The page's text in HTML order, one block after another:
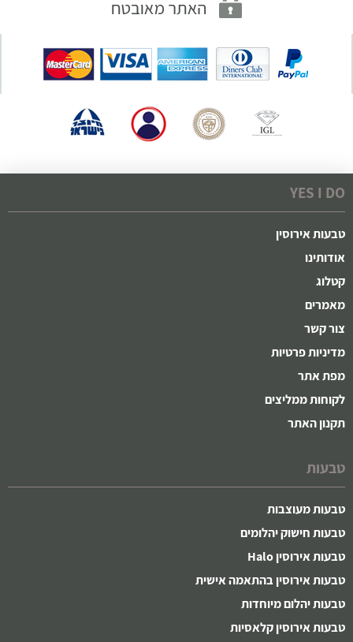
YES I DO
טבעות אירוסין
אודותינו
קטלוג
מאמרים
צור קשר
מדיניות פרטיות
מפת אתר
לקוחות ממליצים
תקנון האתר
טבעות
טבעות מעוצבות
טבעות חישוק יהלומים
טבעות אירוסין Halo
טבעות אירוסין בהתאמה אישית
טבעות יהלום מיוחדות
טבעות אירוסין קלאסיות